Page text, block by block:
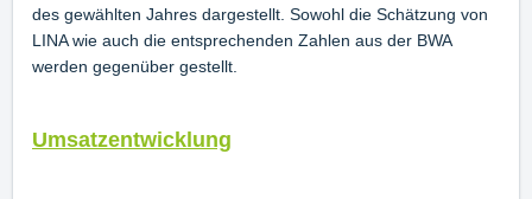
des gewählten Jahres dargestellt. Sowohl die Schätzung von
LINA wie auch die entsprechenden Zahlen aus der BWA
werden gegenüber gestellt.
Umsatzentwicklung